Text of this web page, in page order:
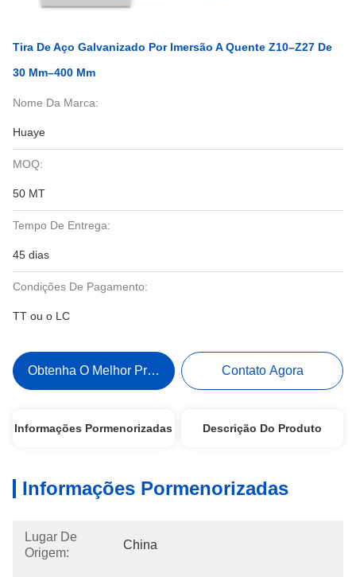
Tira De Aço Galvanizado Por Imersão A Quente Z10–Z27 De
30 Mm–400 Mm
Nome Da Marca:
Huaye
MOQ:
50 MT
Tempo De Entrega:
45 dias
Condições De Pagamento:
TT ou o LC
Obtenha O Melhor Preço Contato Agora
Informações Pormenorizadas Descrição Do Produto
Informações Pormenorizadas
Lugar De
Origem:
China